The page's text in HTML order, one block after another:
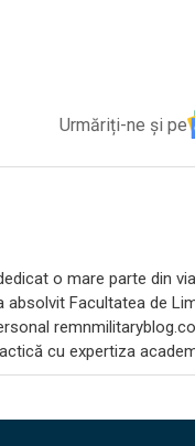
Urmăriți-ne și pe
o mare parte din
absolvit Facultatea de
cu expertiza